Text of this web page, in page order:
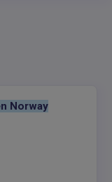
Norway